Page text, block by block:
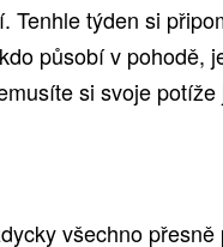
Tenhle týden si
působí v pohodě,
si svoje
všechno